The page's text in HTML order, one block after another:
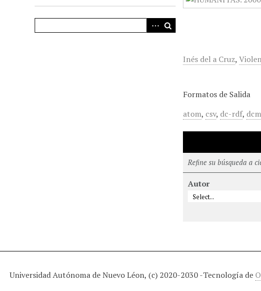
Inés del a Cruz,
Formatos de Salida
atom, csv, dc-rdf,
Refine su búsqueda a
Autor
Universidad Autónoma de Nuevo Léon, (c) 2020-2030 -Tecnología de